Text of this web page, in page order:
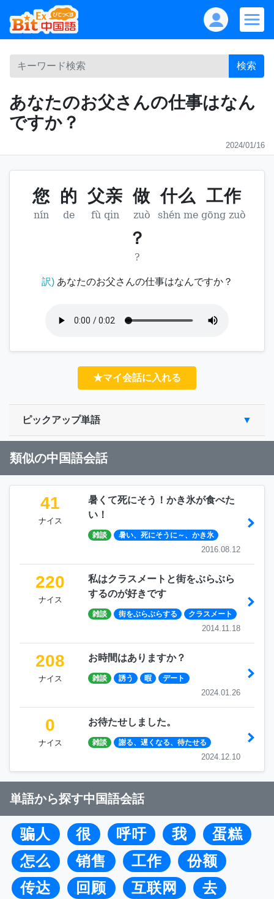
検索
あなたのお父さんの仕事はなん
ですか？
2024/01/16
您 的 父亲 做 什么 工作
nín de fù qin zuò shén me gōng zuò
？
?
訳)あなたのお父さんの仕事はなんですか？
★マイ会話に入れる
ピックアップ単語
類似の中国語会話
41
ナイス
暑くて死にそう！かき氷が食べた
い！
雑談 暑い、死にそうに～、かき氷
2016.08.12
220
ナイス
私はクラスメートと街をぶらぶら
するのが好きです
雑談 街をぶらぶらする クラスメート
2014.11.18
208
ナイス
お時間はありますか？
雑談 誘う 暇 デート
2024.01.26
0
ナイス
お待たせしました。
雑談 謝る、遅くなる、待たせる
2024.12.10
単語から探す中国語会話
骗人 很 呼吁 我
蛋糕
怎么
销售 工作
份额
传达
回顾 互联网
去